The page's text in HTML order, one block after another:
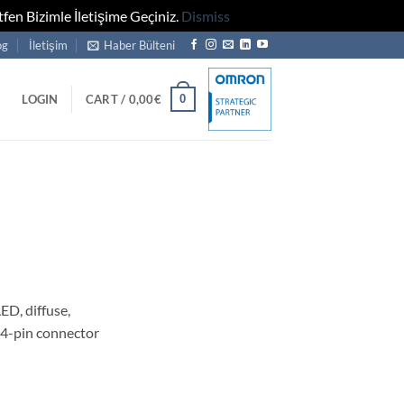
Bizimle İletişime Geçiniz. Dismiss
İletişim Haber Bülteni
LOGIN CART / 0,00€ 0
diffuse,
pin connector